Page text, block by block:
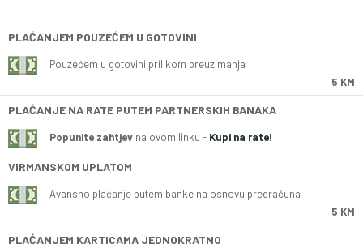
PLAĆANJEM POUZEĆEM U GOTOVINI
Pouzećem u gotovini prilikom preuzimanja
5 KM
PLAĆANJE NA RATE PUTEM PARTNERSKIH BANAKA
Popunite zahtjev na ovom linku - Kupi na rate!
VIRMANSKOM UPLATOM
Avansno plaćanje putem banke na osnovu predračuna
5 KM
PLAĆANJEM KARTICAMA JEDNOKRATNO